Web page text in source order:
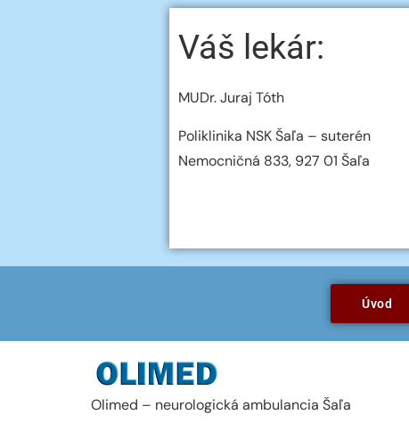
Váš lekár:
MUDr. Juraj Tóth
Poliklinika NSK Šaľa – suterén
Nemocničná 833, 927 01 Šaľa
Úvod
Olimed – neurologická ambulancia Šaľa